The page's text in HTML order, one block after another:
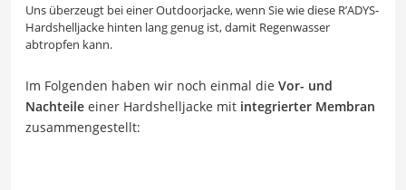
Uns überzeugt bei einer Outdoorjacke, wenn Sie wie diese R’ADYS-
Hardshelljacke hinten lang genug ist, damit Regenwasser
abtropfen kann.
Im Folgenden haben wir noch einmal die Vor- und
Nachteile einer Hardshelljacke mit integrierter Membran
zusammengestellt: